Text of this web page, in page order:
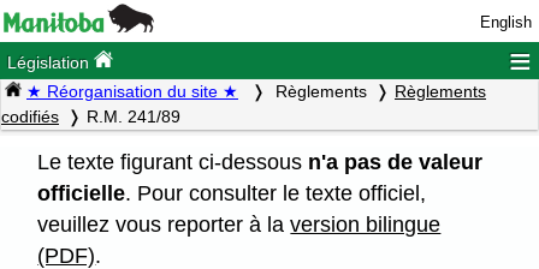
English
Législation ≡
★ Réorganisation du site ★ Règlements
Règlements
codifiés
R.M. 241/89
Le texte figurant ci-dessous n'a pas de valeur
officielle. Pour consulter le texte officiel,
veuillez vous reporter à laversion bilingue
(PDF).